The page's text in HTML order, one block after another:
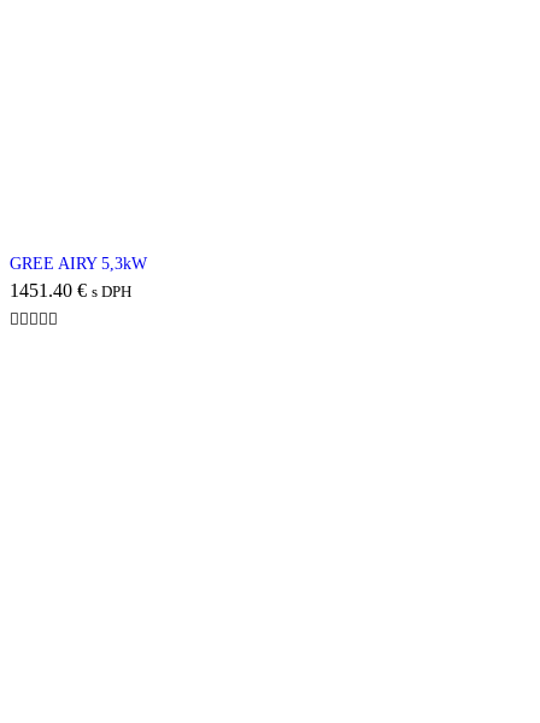
GREE AIRY 5,3kW
1451.40 € s DPH